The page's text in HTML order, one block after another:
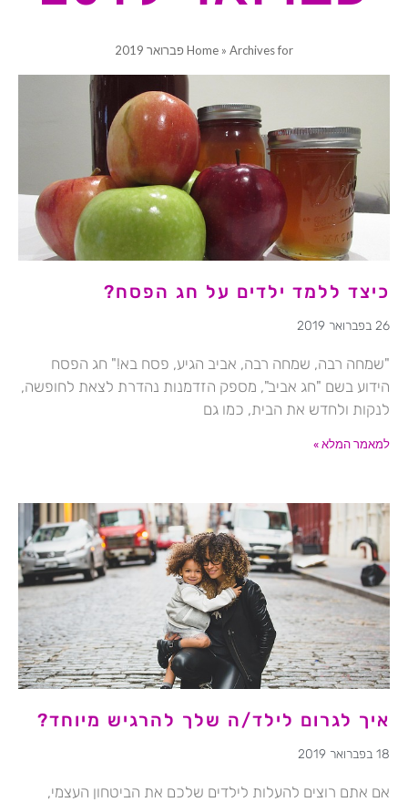
Home » Archives for פברואר 2019
כיצד ללמד ילדים על חג הפסח?
26 בפברואר 2019
"שמחה רבה, שמחה רבה, אביב הגיע, פסח בא!" חג הפסח
הידוע בשם "חג אביב", מספק הזדמנות נהדרת לצאת לחופשה,
לנקות ולחדש את הבית, כמו גם
למאמר המלא »
איך לגרום לילד/ה שלך להרגיש מיוחד?
18 בפברואר 2019
אם אתם רוצים להעלות לילדים שלכם את הביטחון העצמי,